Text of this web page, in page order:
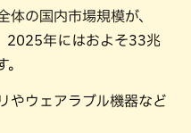
体の国内市場規模が、
2025年にはおよそ33兆
やウェアラブル機器など